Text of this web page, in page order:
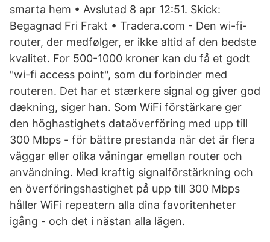
smarta hem • Avslutad 8 apr 12:51. Skick:
Begagnad Fri Frakt • Tradera.com - Den wi-fi-
router, der medfølger, er ikke altid af den bedste
kvalitet. For 500-1000 kroner kan du få et godt
"wi-fi access point", som du forbinder med
routeren. Det har et stærkere signal og giver god
dækning, siger han. Som WiFi förstärkare ger
den höghastighets dataöverföring med upp till
300 Mbps - för bättre prestanda när det är flera
väggar eller olika våningar emellan router och
användning. Med kraftig signalförstärkning och
en överföringshastighet på upp till 300 Mbps
håller WiFi repeatern alla dina favoritenheter
igång - och det i nästan alla lägen.